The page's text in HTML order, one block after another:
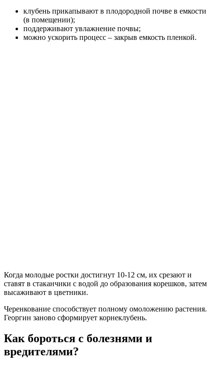
клубень прикапывают в плодородной почве в емкости
(в помещении);
поддерживают увлажнение почвы;
можно ускорить процесс – закрыв емкость пленкой.
Когда молодые ростки достигнут 10-12 см, их срезают и
ставят в стаканчики с водой до образования корешков, затем
высаживают в цветники.
Черенкование способствует полному омоложению растения.
Георгин заново сформирует корнеклубень.
Как бороться с болезнями и
вредителями?